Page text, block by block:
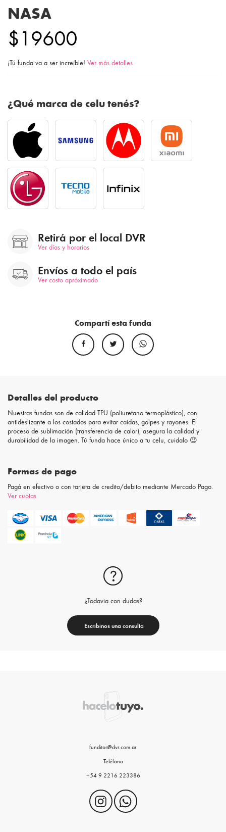
NASA
$19600
¡Tú funda va a ser increíble! Ver más detalles
¿Qué marca de celu tenés?
Retirá por el local DVR
Ver días y horarios
Envíos a todo el país
Ver costo apróximado
Compartí esta funda
Detalles del producto
Nuestras fundas son de calidad TPU (poliuretano termoplástico), con
antideslizante a los costados para evitar caídas, golpes y rayones. El
proceso de sublimación (transferencia de calor), asegura la calidad y
durabilidad de la imagen. Tú funda hace único a tu celu, cuidalo 😉
Formas de pago
Pagá en efectivo o con tarjeta de credito/debito mediante Mercado Pago.
Ver cuotas
¿Todavia con dudas?
Escribinos una consulta
funditas@dvr.com.ar
Teléfono
+54 9 2216 223386